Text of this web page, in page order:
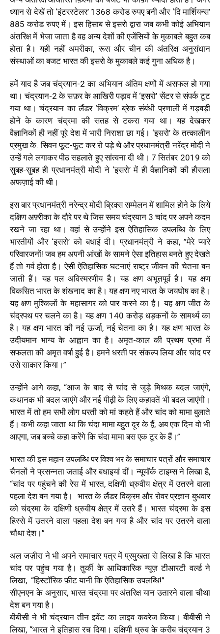
ध्यान से देखें तो ‘इंटरस्टेलर’ 1368 करोड रुपए बनी और ‘दि मार्शियन्स’
885 करोड रुपए में। इस हिसाब से इसरो द्वारा जब कभी कोई अभियान
अंतरिक्ष में भेजा जाता है वह अन्य देशों की एजेंसियों के मुकाबले बहुत कब
होता है। यही नहीं अमरीका, रूस और चीन की अंतरिक्ष अनुसंधान
संस्थाओं का बजट भारत की इसरो के मुकाबले कई गुना अधिक है।
हमें याद है जब चंद्रयान-2 का अभियान अंतिम क्षणों में असफल हो गया
था। चंद्रयान-2 के सफ़र के आखिरी पड़ाव में ‘इसरो’ सेंटर से संपर्क टूट
गया था। चंद्रयान का लैंडर ‘विक्रम’ ब्रेक संबंधी प्रणाली में गड़बड़ी
होने के कारण चंद्रमा की सतह से टकरा गया था। यह देखकर
वैज्ञानिकों ही नहीं पूरे देश में भारी निराशा छा गई। ‘इसरो’ के तत्कालीन
प्रमुख के. सिवन फूट-फूट कर रो पड़े थे और प्रधानमंत्री नरेंद्र मोदी ने
उन्हें गले लगाकर पीठ सहलाते हुए सांत्वना दी थी। 7 सितंबर 2019 को
सुबह-सुबह ही प्रधानमंत्री मोदी ने ‘इसरो’ में ही वैज्ञानिकों की हौसला
अफज़ाई की थी।
इस बार प्रधानमंत्री नरेन्द्र मोदी ब्रिक्स सम्मेलन में शामिल होने के लिये
दक्षिण अफ़्रीका के दौरे पर थे जिस समय चंद्रयान 3 चांद पर अपने कदम
रखने जा रहा था। वहां से उन्होंने इस ऐतिहासिक उपलब्धि के लिए
भारतीयों और ‘इसरो’ को बधाई दी। प्रधानमंत्री ने कहा, ”मेरे प्यारे
परिवारजनों! जब हम अपनी आंखों के सामने ऐसा इतिहास बनते हुए देखते
हैं तो गर्व होता है। ऐसी ऐतिहासिक घटनाएं राष्ट्र जीवन की चेतना बन
जाती हैं। यह पल अविस्मरणीय है। यह क्षण अभूतपूर्व है। यह क्षण
विकसित भारत के शंखनाद का है। यह क्षण नए भारत के जयघोष का है।
यह क्षण मुश्किलों के महासागर को पार करने का है। यह क्षण जीत के
चंद्रपथ पर चलने का है। यह क्षण 140 करोड़ धड़कनों के सामर्थ्य का
है। यह क्षण भारत की नई ऊर्जा, नई चेतना का है। यह क्षण भारत के
उदीयमान भाग्य के आह्वान का है। अमृत-काल की प्रथम प्रभा में
सफलता की अमृत वर्षा हुई है। हमने धरती पर संकल्प लिया और चांद पर
उसे साकार किया।”
उन्होंने आगे कहा, “आज के बाद से चांद से जुड़े मिथक बदल जाएंगे,
कथानक भी बदल जाएंगे और नई पीढ़ी के लिए कहावतें भी बदल जाएंगी।
भारत में तो हम सभी लोग धरती को मां कहते हैं और चांद को मामा बुलाते
हैं। कभी कहा जाता था कि चंदा मामा बहुत दूर के हैं, अब एक दिन वो भी
आएगा, जब बच्चे कहा करेंगे कि चंदा मामा बस एक टूर के हैं।”
भारत की इस महान उपलब्धि पर विश्व भर के समाचार पत्रों और समाचार
चैनलों ने प्रसन्नता जताई और बधाइयां दीं। न्यूयॉर्क टाइम्स ने लिखा है,
“चांद पर पहुंचने की रेस में भारत, दक्षिणी ध्रुवीय क्षेत्र में उतरने वाला
पहला देश बन गया है। भारत के लैंडर विक्रम और रोवर प्रज्ञान बुधवार
को चंद्रमा के दक्षिणी ध्रुवीय क्षेत्र में उतरे हैं। भारत चंद्रमा के इस
हिस्से में उतरने वाला पहला देश बन गया है और चांद पर उतरने वाला
चौथा देश।”
अल जज़ीरा ने भी अपने समाचार पत्र में प्रमुखता से लिखा है कि भारत
चांद पर पहुंच गया है। तुर्की के आधिकारिक न्यूज़ टीआरटी वर्ल्ड ने
लिखा, “हिस्टॉरिक फ़ीट यानी कि ऐतिहासिक उपलब्धि!”
सीएनएन के अनुसार, भारत चंद्रमा पर अंतरिक्ष यान उतारने वाला चौथा
देश बन गया है।
बीबीसी ने भी चंद्रयान तीन इवेंट का लाइव कवरेज किया। बीबीसी ने
लिखा, “भारत ने इतिहास रच दिया। दक्षिणी ध्रुव के करीब चंद्रयान 3